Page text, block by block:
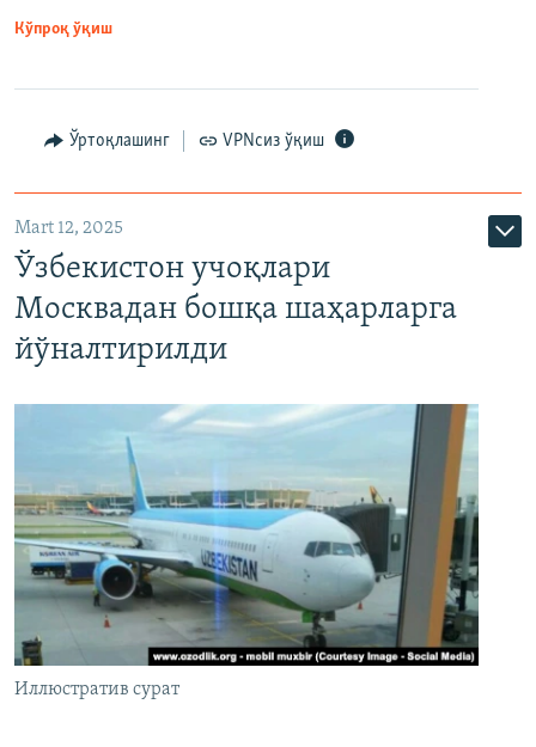
Кўпроқ ўқиш
Ўртоқлашинг VPNсиз ўқиш
Mart 12, 2025
Ўзбекистон учоқлари
Москвадан бошқа шаҳарларга
йўналтирилди
Иллюстратив сурат